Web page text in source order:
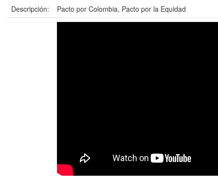
Descripción:
Pacto por Colombia, Pacto por la Equidad